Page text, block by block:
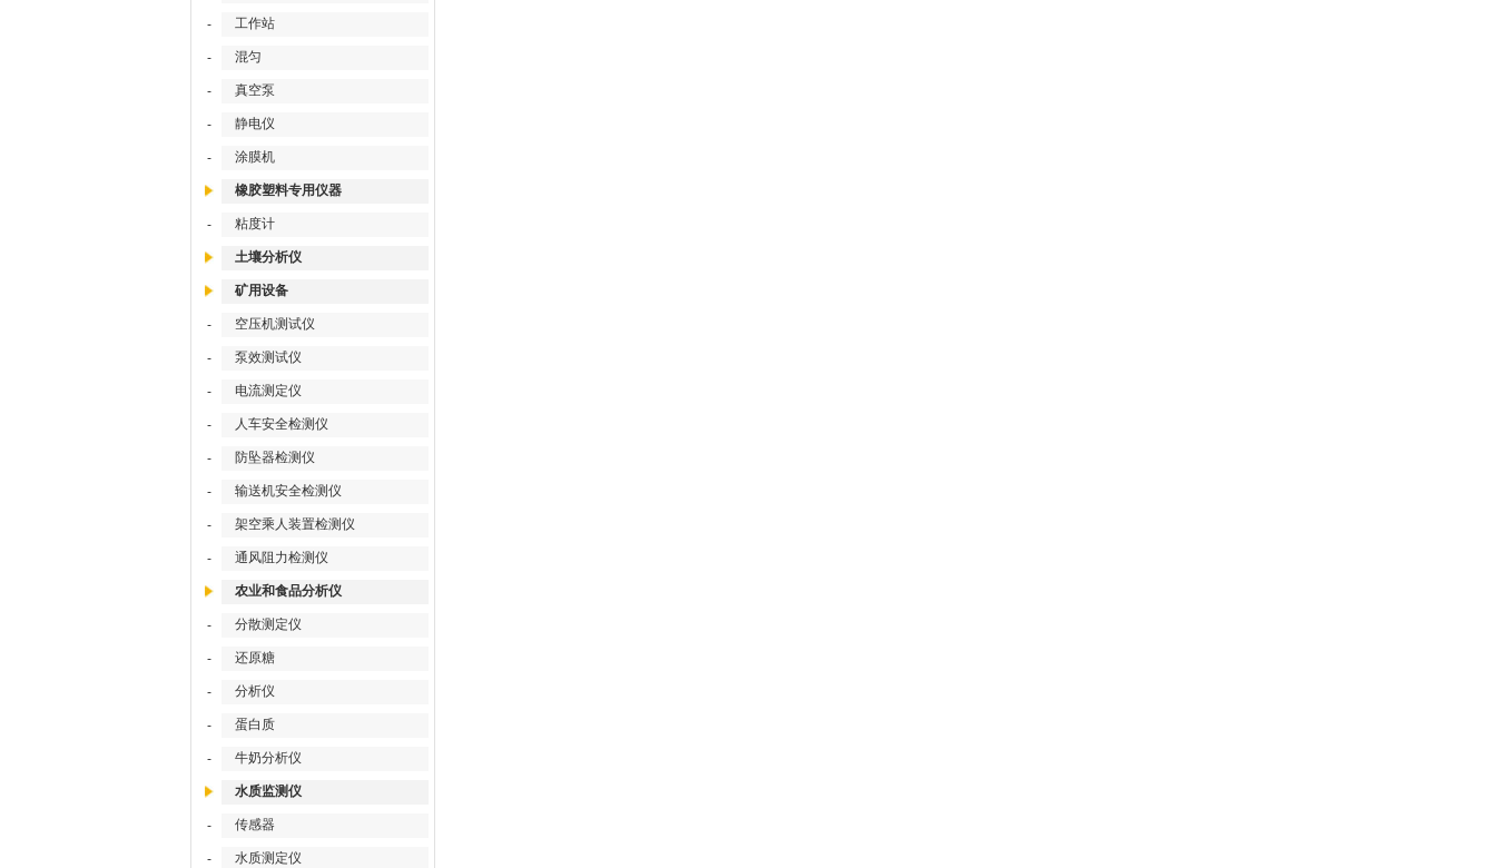
- 工作站
- 混匀
- 真空泵
- 静电仪
- 涂膜机
橡胶塑料专用仪器
- 粘度计
土壤分析仪
矿用设备
- 空压机测试仪
- 泵效测试仪
- 电流测定仪
- 人车安全检测仪
- 防坠器检测仪
- 输送机安全检测仪
- 架空乘人装置检测仪
- 通风阻力检测仪
农业和食品分析仪
- 分散测定仪
- 还原糖
- 分析仪
- 蛋白质
- 牛奶分析仪
水质监测仪
- 传感器
- 水质测定仪